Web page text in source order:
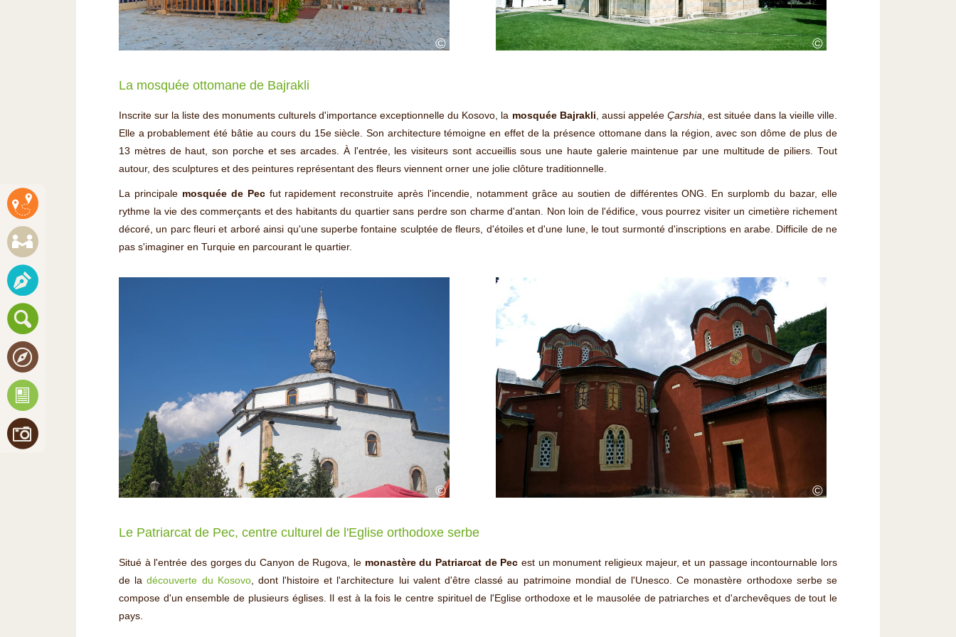
© ©
La mosquée ottomane de Bajrakli
Inscrite sur la liste des monuments culturels d'importance exceptionnelle du Kosovo, la mosquée Bajrakli, aussi appelée Çarshia, est située dans la vieille ville.
Elle a probablement été bâtie au cours du 15e siècle. Son architecture témoigne en effet de la présence ottomane dans la région, avec son dôme de plus de
13 mètres de haut, son porche et ses arcades. À l'entrée, les visiteurs sont accueillis sous une haute galerie maintenue par une multitude de piliers. Tout
autour, des sculptures et des peintures représentant des fleurs viennent orner une jolie clôture traditionnelle.
La principale mosquée de Pecfut rapidement reconstruite après l'incendie, notamment grâce au soutien de différentes ONG. En surplomb du bazar, elle
rythme la vie des commerçants et des habitants du quartier sans perdre son charme d'antan. Non loin de l'édifice, vous pourrez visiter un cimetière richement
décoré, un parc fleuri et arboré ainsi qu'une superbe fontaine sculptée de fleurs, d'étoiles et d'une lune, le tout surmonté d'inscriptions en arabe. Difficile de ne
pas s'imaginer en Turquie en parcourant le quartier.
© ©
Le Patriarcat de Pec, centre culturel de l'Eglise orthodoxe serbe
Situé à l'entrée des gorges du Canyon de Rugova, le monastère du Patriarcat de Pec est un monument religieux majeur, et un passage incontournable lors
de ladécouverte du Kosovo, dont l'histoire et l'architecture lui valent d'être classé au patrimoine mondial de l'Unesco. Ce monastère orthodoxe serbe se
compose d'un ensemble de plusieurs églises. Il est à la fois le centre spirituel de l'Eglise orthodoxe et le mausolée de patriarches et d'archevêques de tout le
pays.